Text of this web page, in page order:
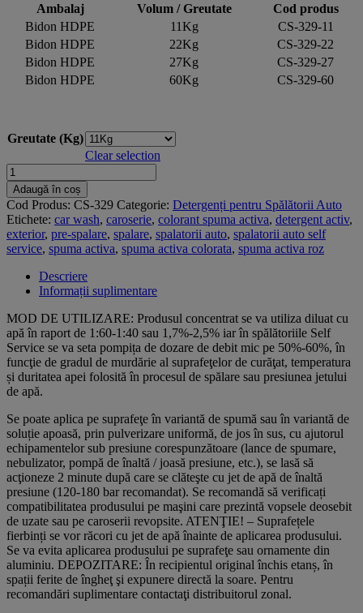
Ambalaj Volum / Greutate
Cod produs
Bidon HDPE
11Kg
CS-329-11
Bidon HDPE
22Kg
CS-329-22
Bidon HDPE
27Kg
CS-329-27
Bidon HDPE
60Kg CS-329-60
Greutate (Kg)
Clear selection
Cantitate
CW
Color
-
Yellow
Adaugă în coș
Cod Produs: CS-329 Categorie: Detergenți pentru Spălătorii Auto
Etichete: car wash, caroserie, colorant spuma activa, detergent activ,
exterior, pre-spalare, spalare, spalatorii auto, spalatorii auto self
service, spuma activa, spuma activa colorata, spuma activa roz
Descriere
Informații suplimentare
MOD DE UTILIZARE: Produsul concentrat se va utiliza diluat cu
apă în raport de 1:60-1:40 sau 1,7%-2,5% iar în spălătoriile Self
Service se va seta pompița de dozare de debit mic pe 50%-60%, în
funcţie de gradul de murdărie al suprafeţelor de curăţat, temperatura
și duritatea apei folosită în procesul de spălare sau presiunea jetului
de apă.
Se poate aplica pe suprafeţe în variantă de spumă sau în variantă de
soluție apoasă, prin pulverizare uniformă, de jos în sus, cu ajutorul
echipamentelor sub presiune corespunzătoare (lance de spumare,
nebulizator, pompă de înaltă / joasă presiune, etc.), se lasă să
acţioneze 2 minute după care se clăteşte cu jet de apă de înaltă
presiune (120-180 bar recomandat). Se recomandă să verificați
compatibilitatea produsului pe maşini care prezintă vopsele deosebit
de uzate sau pe caroserii revopsite. ATENŢIE! – Suprafețele
fierbinți se vor răcori cu jet de apă înainte de aplicarea produsului.
Se va evita aplicarea produsului pe suprafeţe sau ornamente din
aluminiu. DEPOZITARE: În recipientul original închis etanș, în
spații ferite de îngheţ şi expunere directă la soare. Pentru
recomandări suplimentare contactaţi distribuitorul zonal.